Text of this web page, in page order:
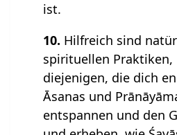
ist.
10. Hilfreich sind
spirituellen Praktiken,
diejenigen, die dich
Āsanas und
entspannen und den